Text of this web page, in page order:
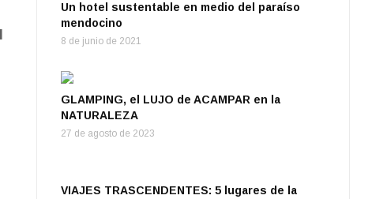
Un hotel sustentable en medio del paraíso
mendocino
8 de junio de 2021
GLAMPING, el LUJO de ACAMPAR en la
NATURALEZA
27 de agosto de 2023
VIAJES TRASCENDENTES: 5 lugares de la